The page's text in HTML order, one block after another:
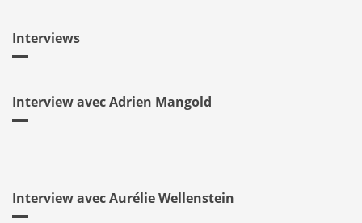
Interviews
Interview avec Adrien Mangold
Interview avec Aurélie Wellenstein